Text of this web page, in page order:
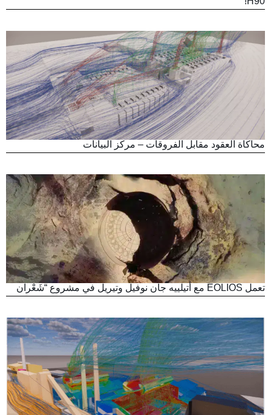
محاكاة العقود مقابل الفروقات – مركز البيانات
تعمل EOLIOS مع أتيلييه جان نوفيل وتيريل في مشروع “شَعْران